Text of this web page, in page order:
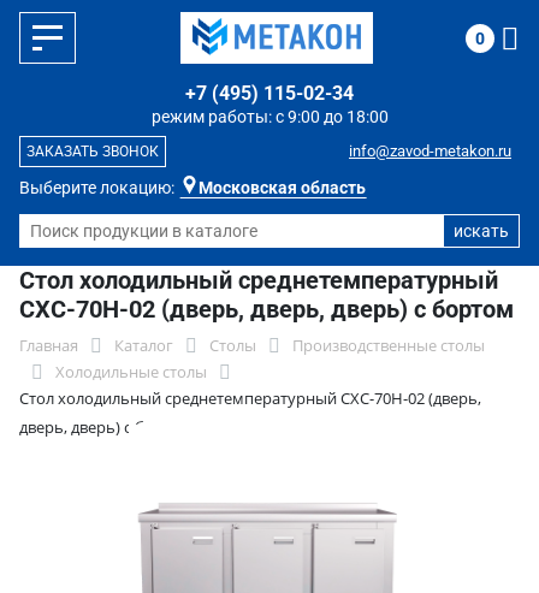
Выберите локацию: Московская область
режим работы: с 9:00 до 18:00
+7 (495) 115-02-34
info@zavod-metakon.ru
ЗАКАЗАТЬ ЗВОНОК
0
Стол холодильный среднетемпературный
СХС-70Н-02 (дверь, дверь, дверь) с бортом
Главная Каталог Столы
Производственные столы
Холодильные столы
Стол холодильный среднетемпературный СХС-70Н-02 (дверь,
дверь, дверь) с бортом